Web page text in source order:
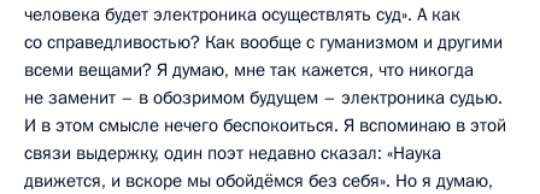
человека будет электроника осуществлять суд». А как
со справедливостью? Как вообще с гуманизмом и другими
всеми вещами? Я думаю, мне так кажется, что никогда
не заменит – в обозримом будущем – электроника судью.
И в этом смысле нечего беспокоиться. Я вспоминаю в этой
связи выдержку, один поэт недавно сказал: «Наука
движется, и вскоре мы обойдёмся без себя». Но я думаю,